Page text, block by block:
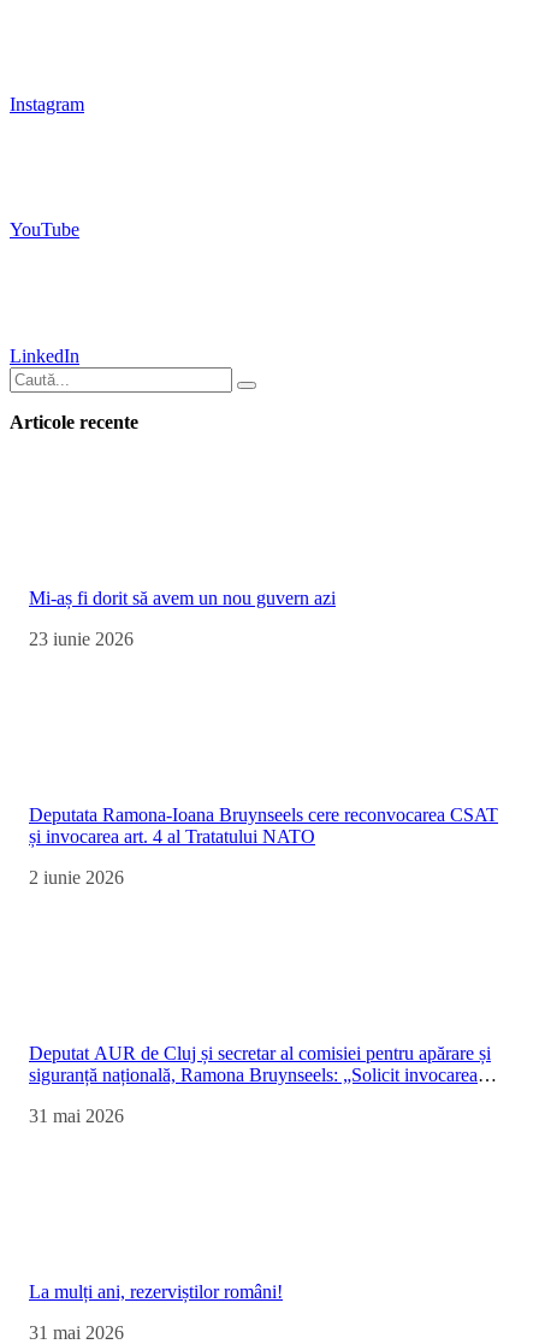
Instagram
YouTube
LinkedIn
Caută
Articole recente
Mi-aș fi dorit să avem un nou guvern azi
23 iunie 2026
Deputata Ramona-Ioana Bruynseels cere reconvocarea CSAT
și invocarea art. 4 al Tratatului NATO
2 iunie 2026
Deputat AUR de Cluj și secretar al comisiei pentru apărare și
siguranță națională, Ramona Bruynseels: „Solicit invocarea
31 mai 2026
La mulți ani, rezerviștilor români!
31 mai 2026